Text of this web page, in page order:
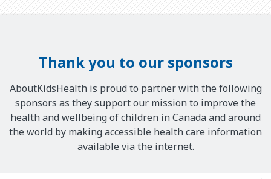
Thank you to our sponsors
AboutKidsHealth is proud to partner with the following
sponsors as they support our mission to improve the
health and wellbeing of children in Canada and around
the world by making accessible health care information
available via the internet.